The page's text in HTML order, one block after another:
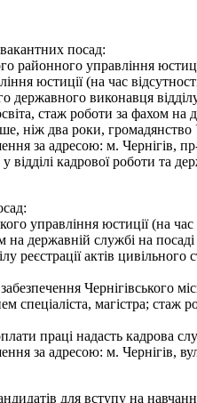
посад:
районного управління
юстиції (на час
державного виконавця
стаж роботи за фахом на
ніж два роки,
за адресою: м. Чернігів,
кадрової роботи та
управління юстиції
на державній службі на
актів
Чернігівського
магістра; стаж
праці надасть кадрова
за адресою: м. Чернігів,
для вступу на